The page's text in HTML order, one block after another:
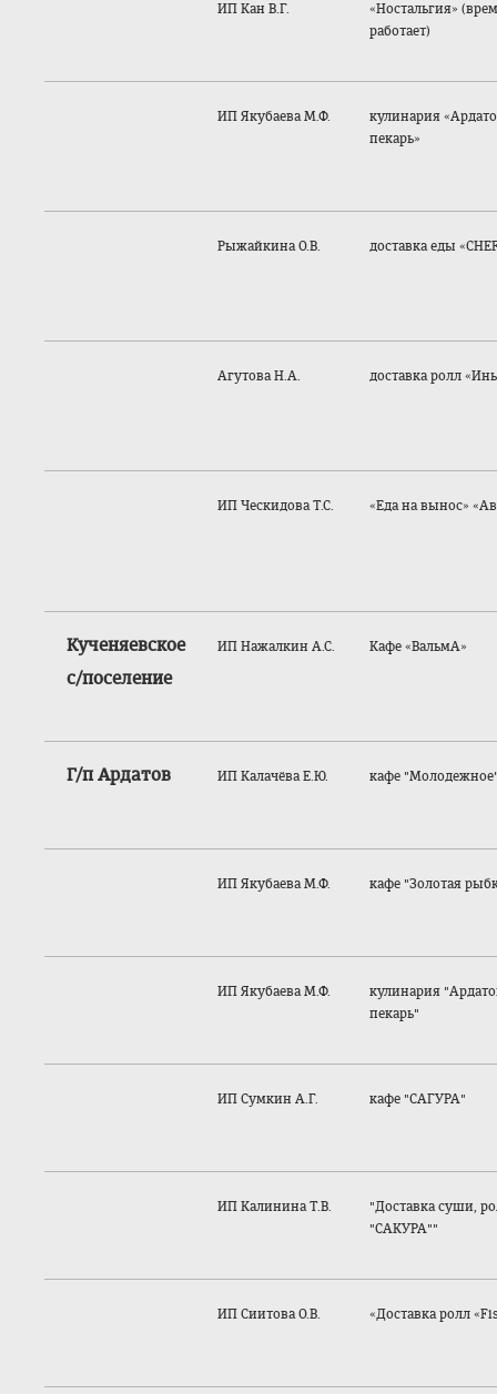
ИП Кан В.Г.
«Ностальгия»
работает)
ИП Якубаева М.Ф.
кулинария
пекарь»
Рыжайкина О.В. доставка еды
Агутова Н.А. доставка ролл
ИП Ческидова Т.С. «Еда на вынос»
Кученяевское
с/поселение
ИП Нажалкин А.С. Кафе «ВальмА»
Г/п Ардатов ИП Калачёва Е.Ю. кафе
ИП Якубаева М.Ф. кафе "Золотая
ИП Якубаева М.Ф.
кулинария
пекарь"
ИП Сумкин А.Г. кафе "САГУРА"
ИП Калинина Т.В.
"Доставка суши,
"САКУРА""
ИП Сиитова О.В. «Доставка ролл